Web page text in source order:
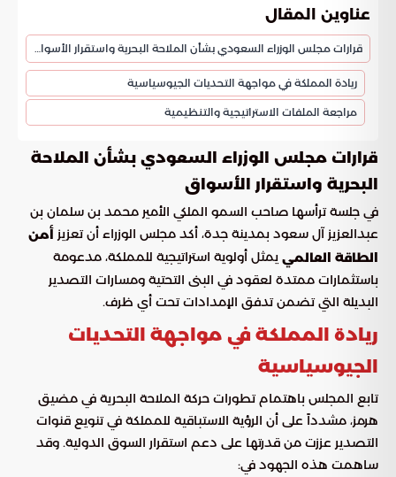
عناوين المقال
قرارات مجلس الوزراء السعودي بشأن الملاحة البحرية واستقرار الأسواق
ريادة المملكة في مواجهة التحديات الجيوسياسية
مراجعة الملفات الاستراتيجية والتنظيمية
قرارات مجلس الوزراء السعودي بشأن الملاحة
البحرية واستقرار الأسواق
في جلسة ترأسها صاحب السمو الملكي الأمير محمد بن سلمان بن
عبدالعزيز آل سعود بمدينة جدة، أكد مجلس الوزراء أن تعزيز أمن
الطاقة العالمي يمثل أولوية استراتيجية للمملكة، مدعومة
باستثمارات ممتدة لعقود في البنى التحتية ومسارات التصدير
البديلة التي تضمن تدفق الإمدادات تحت أي ظرف.
ريادة المملكة في مواجهة التحديات
الجيوسياسية
تابع المجلس باهتمام تطورات حركة الملاحة البحرية في مضيق
هرمز، مشدداً على أن الرؤية الاستباقية للمملكة في تنويع قنوات
التصدير عززت من قدرتها على دعم استقرار السوق الدولية. وقد
ساهمت هذه الجهود في: